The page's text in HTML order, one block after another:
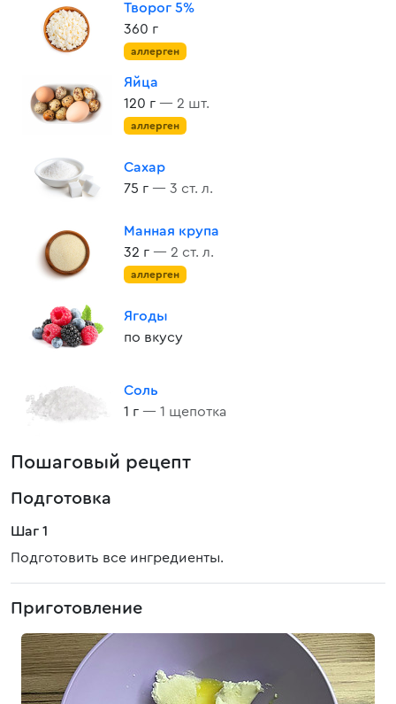
Творог 5%
360 г
аллерген
Яйца
120 г — 2 шт.
аллерген
Сахар
75 г — 3 ст. л.
Манная крупа
32 г — 2 ст. л.
аллерген
Ягоды
по вкусу
Соль
1 г — 1 щепотка
Пошаговый рецепт
Подготовка
Шаг 1
Подготовить все ингредиенты.
Приготовление